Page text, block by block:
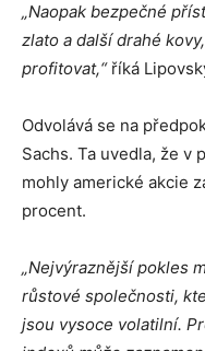
„Naopak bezpečné
zlato a další drahé
profitovat,“říká
Odvolává se na
Sachs. Ta uvedla, že
mohly americké akcie
procent.
„Nejvýraznější pokles
růstové společnosti,
jsou vysoce volatilní.